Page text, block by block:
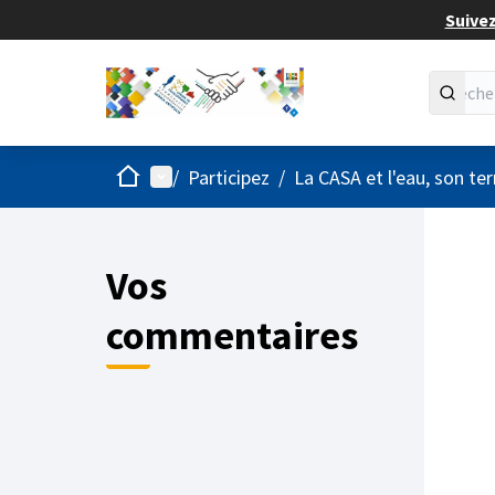
AccueilMenu principal
/ Participez / La CASA et l'eau, son
Vos
commentaires